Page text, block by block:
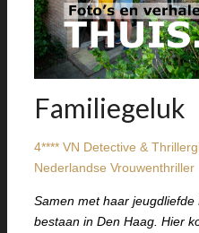
Familiegeluk
4**** VN Detective &
Nederlandse Vrouwenthriller
Samen met haar
bestaan in Den Haag. Hier